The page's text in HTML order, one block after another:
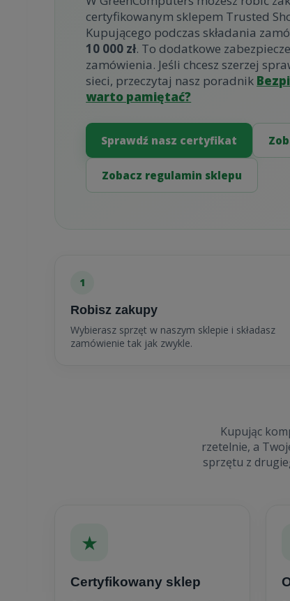
certyfikowanym sklepem Trusted
Kupującego podczas składania
10 000 zł. To dodatkowe
zamówienia. Jeśli chcesz szerzej
sieci, przeczytaj nasz poradnik
warto pamiętać?
Sprawdź nasz certyfikat
Zobacz regulamin sklepu
1
Robisz zakupy
Wybierasz sprzęt w naszym sklepie i składasz
zamówienie tak jak zwykle.
Kupując
rzetelnie, a
sprzętu z
★
Certyfikowany sklep